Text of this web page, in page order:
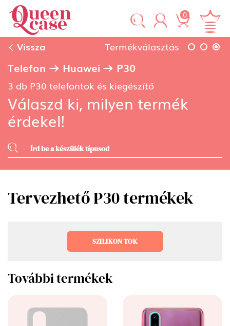
0
Vissza Termékválasztás
Telefon Huawei P30
3 db P30 telefontok és kiegészítő
Válaszd ki, milyen termék
érdekel!
Tervezhető P30 termékek
SZILIKON TOK
További termékek